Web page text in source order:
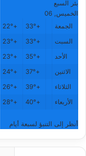
بئر السبع
الخميس, 06
الجمعة
+
33°
+
22°
السبت
+
33°
+
23°
الأحد
+
35°
+
23°
الاثنين
+
37°
+
24°
الثلاثاء
+
39°
+
26°
الأربعاء
+
40°
+
28°
أنظر إلى التنبؤ لسبعة أيام